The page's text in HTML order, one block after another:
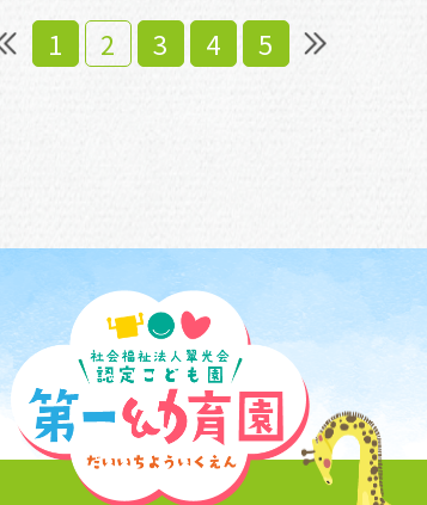
1 2 3 4 5